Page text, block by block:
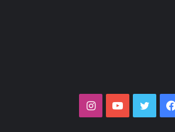
فيسبوك تويتر يوتيوب